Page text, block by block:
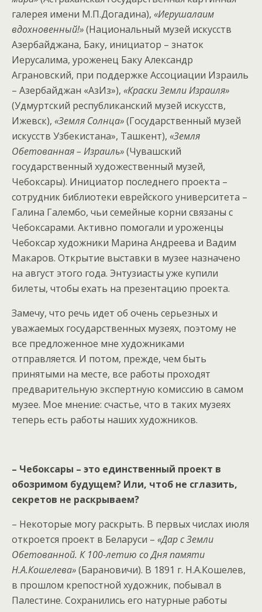
галерея имени М.П.Догадина), «Иерушалаим
вдохновенный!»(Национальный музей искусств
Азербайджана, Баку, инициатор – знаток
Иерусалима, уроженец Баку Александр
Аграновский, при поддержке Ассоциации Израиль
– Азербайджан «АзИз»), «Краски Земли Израиля»
(Удмуртский республиканский музей искусств,
Ижевск), «Земля Солнца»(Государственный музей
искусств Узбекистана», Ташкент), «Земля
Обетованная – Израиль»(Чувашский
государственный художественный музей,
Чебоксары). Инициатор последнего проекта –
сотрудник библиотеки еврейского университета –
Галина Галембо, чьи семейные корни связаны с
Чебоксарами. Активно помогали и уроженцы
Чебоксар художники Марина Андреева и Вадим
Макаров. Открытие выставки в музее назначено
на август этого года. Энтузиасты уже купили
билеты, чтобы ехать на презентацию проекта.
Замечу, что речь идет об очень серьезных и
уважаемых государственных музеях, поэтому не
все предложенное мне художниками
отправляется. И потом, прежде, чем быть
принятыми на месте, все работы проходят
предварительную экспертную комиссию в самом
музее. Мое мнение: счастье, что в таких музеях
теперь есть работы наших художников.
– Чебоксары – это единственный проект в
обозримом будущем? Или, чтоб не сглазить,
секретов не раскрываем?
– Некоторые могу раскрыть. В первых числах июля
откроется проект в Беларуси – «Дар с Земли
Обетованной. К 100-летию со Дня памяти
Н.А.Кошелева»(Барановичи). В 1891 г. Н.А.Кошелев,
в прошлом крепостной художник, побывал в
Палестине. Сохранились его натурные работы